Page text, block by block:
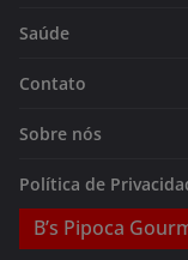
Saúde
Contato
Sobre nós
Política de
B’s Pipoca